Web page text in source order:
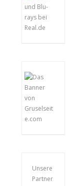
Unsere
Partner